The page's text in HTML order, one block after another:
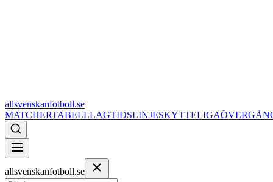
allsvenskanfotboll.se
MATCHERTABELLLAGTIDSLINJESKYTTELIGA
allsvenskanfotboll.se